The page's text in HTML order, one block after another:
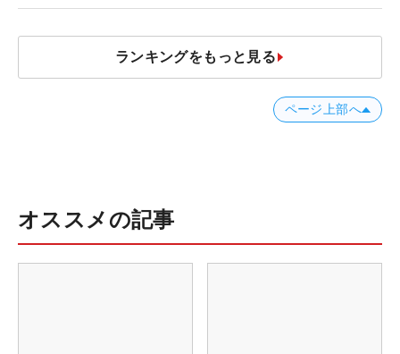
ランキングをもっと見る
ページ上部へ
オススメの記事